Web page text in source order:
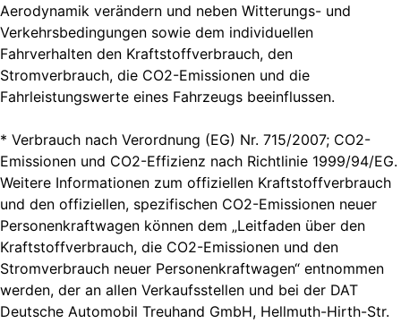
Aerodynamik verändern und neben Witterungs- und
Verkehrsbedingungen sowie dem individuellen
Fahrverhalten den Kraftstoffverbrauch, den
Stromverbrauch, die CO2-Emissionen und die
Fahrleistungswerte eines Fahrzeugs beeinflussen.
* Verbrauch nach Verordnung (EG) Nr. 715/2007; CO2-
Emissionen und CO2-Effizienz nach Richtlinie 1999/94/EG.
Weitere Informationen zum offiziellen Kraftstoffverbrauch
und den offiziellen, spezifischen CO2-Emissionen neuer
Personenkraftwagen können dem „Leitfaden über den
Kraftstoffverbrauch, die CO2-Emissionen und den
Stromverbrauch neuer Personenkraftwagen“ entnommen
werden, der an allen Verkaufsstellen und bei der DAT
Deutsche Automobil Treuhand GmbH, Hellmuth-Hirth-Str.